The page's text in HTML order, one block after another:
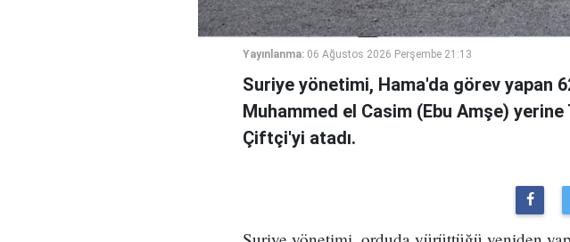
Yayınlanma: 06 Ağustos 2026 Perşembe 21:13
Suriye yönetimi, Hama'da görev yapan
Muhammed el Casim (Ebu Amşe)
Çiftçi'yi atadı.